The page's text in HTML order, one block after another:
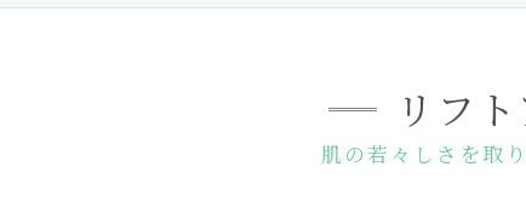
リフ
肌の若々しさを取